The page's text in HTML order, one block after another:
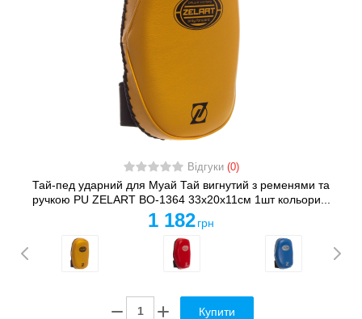
Відгуки (0)
Тай-пед ударний для Муай Тай вигнутий з ременями та
ручкою PU ZELART BO-1364 33x20x11см 1шт кольори...
1 182 грн
Купити